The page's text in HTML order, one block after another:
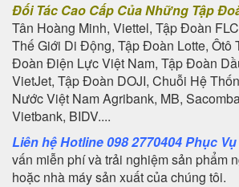
Đối Tác Cao Cấp Của Những Tập
Tân Hoàng Minh, Viettel, Tập Đoàn
Thế Giới Di Động, Tập Đoàn Lotte, Ôtô
Đoàn Điện Lực Việt Nam, Tập Đoàn
VietJet, Tập Đoàn DOJI, Chuỗi Hệ
Nước Việt Nam Agribank, MB,
Vietbank, BIDV....
Liên hệ Hotline 098 2770404 Phục Vụ
vấn miễn phí và trải nghiệm sản phẩm
hoặc nhà máy sản xuất của chúng tôi.